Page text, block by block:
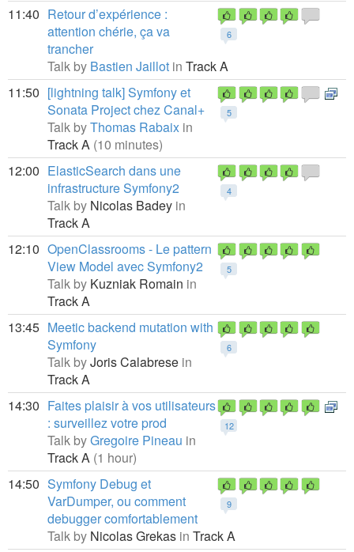
11:40
6
Retour d’expérience :
attention chérie, ça va
trancher
Talk by Bastien Jaillot in Track A
11:50
5
[lightning talk] Symfony et
Sonata Project chez Canal+
Talk byThomas Rabaix in
Track A (10 minutes)
12:00
4
ElasticSearch dans une
infrastructure Symfony2
Talk by Nicolas Badey in
Track A
12:10
5
OpenClassrooms - Le pattern
View Model avec Symfony2
Talk by Kuzniak Romain in
Track A
13:45
6
Meetic backend mutation with
Symfony
Talk byJoris Calabrese in
Track A
14:30
12
Faites plaisir à vos utilisateurs
: surveillez votre prod
Talk byGregoire Pineau in
Track A (1 hour)
14:50
9
Symfony Debug et
VarDumper, ou comment
debugger comfortablement
Talk by Nicolas Grekas in Track A